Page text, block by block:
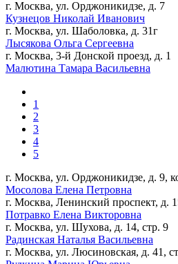
г. Москва, ул. Орджоникидзе, д. 7
Кузнецов Николай Иванович
г. Москва, ул. Шаболовка, д. 31г
Лысякова Ольга Сергеевна
г. Москва, 3-й Донской проезд, д. 1
Малютина Тамара Васильевна
1
2
3
4
5
г. Москва, ул. Орджоникидзе, д. 9,
Мосолова Елена Петровна
г. Москва, Ленинский проспект, д.
Потравко Елена Викторовна
г. Москва, ул. Шухова, д. 14, стр. 9
Радинская Наталья Васильевна
г. Москва, ул. Люсиновская, д. 41,